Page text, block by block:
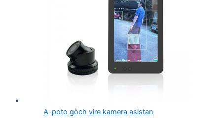
A-poto gòch vire kamera asistan